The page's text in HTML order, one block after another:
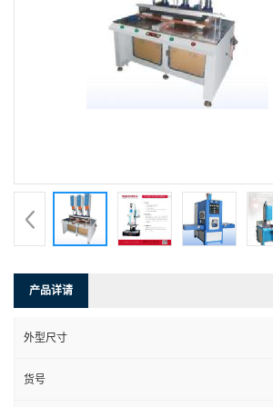
产品详请
外型尺寸
货号